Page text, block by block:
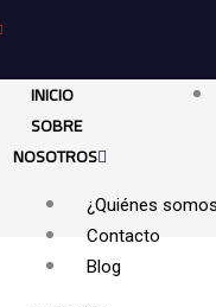
INICIO
SOBRE
NOSOTROS
¿Quiénes
Contacto
Blog